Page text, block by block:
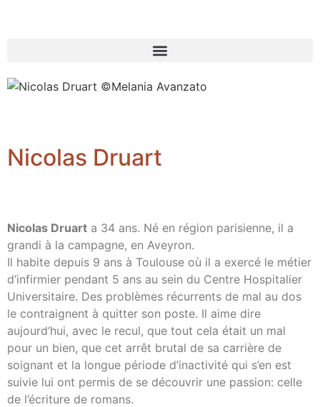
Nicolas Druart
Nicolas Druart a 34 ans. Né en région parisienne, il a
grandi à la campagne, en Aveyron.
Il habite depuis 9 ans à Toulouse où il a exercé le métier
d’infirmier pendant 5 ans au sein du Centre Hospitalier
Universitaire. Des problèmes récurrents de mal au dos
le contraignent à quitter son poste. Il aime dire
aujourd’hui, avec le recul, que tout cela était un mal
pour un bien, que cet arrêt brutal de sa carrière de
soignant et la longue période d’inactivité qui s’en est
suivie lui ont permis de se découvrir une passion: celle
de l’écriture de romans.